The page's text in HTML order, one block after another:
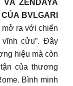
VÀ ZENDAYA
BVLGARI
ra với chiến
cửu”. Đây
hiệu mà còn
của thương
Bình minh